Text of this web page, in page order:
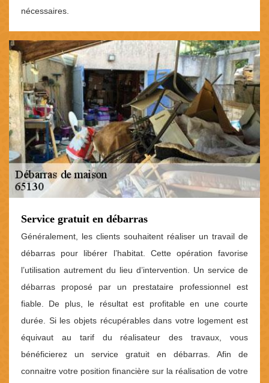
nécessaires.
Service gratuit en débarras
Généralement, les clients souhaitent réaliser un travail de
débarras pour libérer l’habitat. Cette opération favorise
l’utilisation autrement du lieu d’intervention. Un service de
débarras proposé par un prestataire professionnel est
fiable. De plus, le résultat est profitable en une courte
durée. Si les objets récupérables dans votre logement est
équivaut au tarif du réalisateur des travaux, vous
bénéficierez un service gratuit en débarras. Afin de
connaitre votre position financière sur la réalisation de votre